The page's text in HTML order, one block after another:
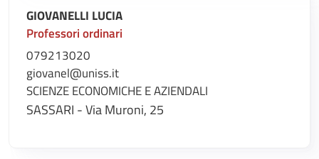
GIOVANELLI LUCIA
Professori ordinari
079213020
giovanel@uniss.it
SCIENZE ECONOMICHE E AZIENDALI
SASSARI - Via Muroni, 25